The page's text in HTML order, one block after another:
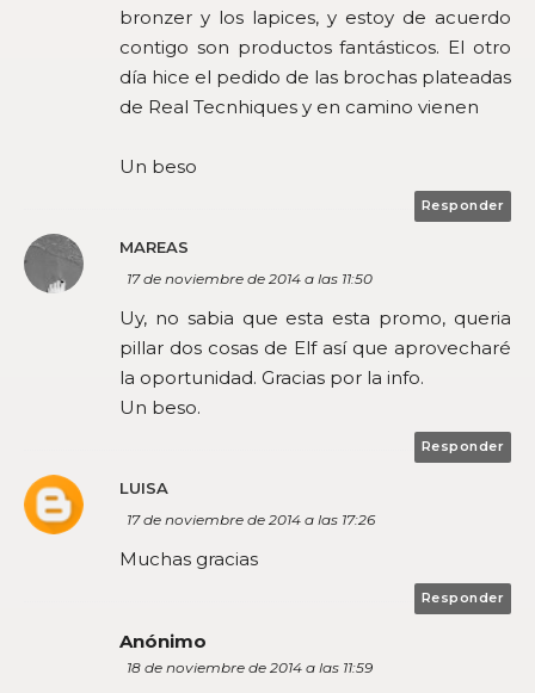
bronzer y los lapices, y estoy de acuerdo
contigo son productos fantásticos. El otro
día hice el pedido de las brochas plateadas
de Real Tecnhiques y en camino vienen
Un beso
Responder
MAREAS
17 de noviembre de 2014 a las 11:50
Uy, no sabia que esta esta promo, queria
pillar dos cosas de Elf así que aprovecharé
la oportunidad. Gracias por la info.
Un beso.
Responder
LUISA
17 de noviembre de 2014 a las 17:26
Muchas gracias
Responder
Anónimo
18 de noviembre de 2014 a las 11:59